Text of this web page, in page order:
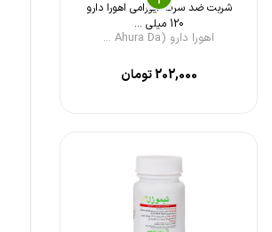
شربت ضد سرفه آیورامی اهورا دارو
120 میلی ...
اهورا دارو (Ahura Da ...
202,000تومان